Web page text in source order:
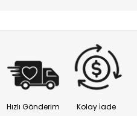
Hızlı Gönderim Kolay İade